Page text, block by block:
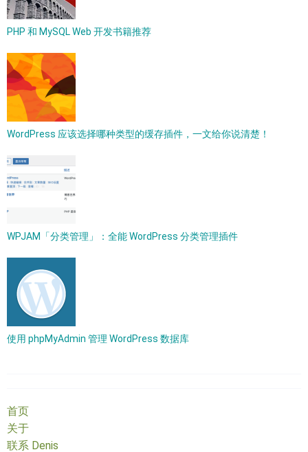
PHP 和 MySQL Web 开发书籍推荐
WordPress 应该选择哪种类型的缓存插件，一文给你说清楚！
WPJAM「分类管理」：全能 WordPress 分类管理插件
使用 phpMyAdmin 管理 WordPress 数据库
首页
关于
联系 Denis